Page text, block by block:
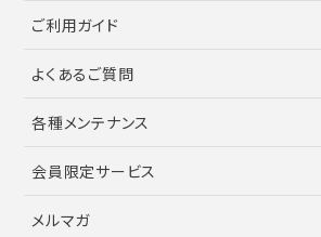
ご利用ガイド
よくあるご質問
各種メンテナンス
会員限定サービス
メルマガ